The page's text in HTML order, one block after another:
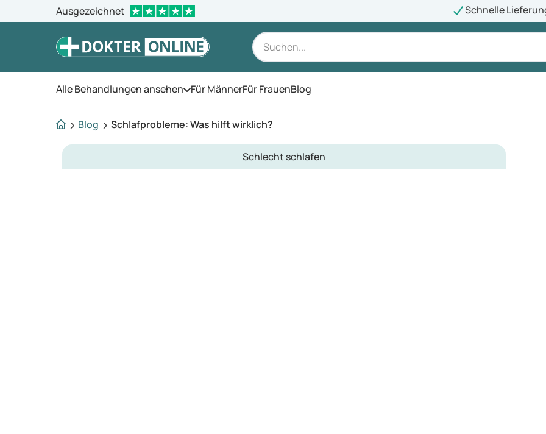
Ausgezeichnet Schnelle
Alle Behandlungen ansehen Öffnen Sie das Menü
Für MännerFür FrauenBlog
Blog Schlafprobleme: Was hilft wirklich?
Schlecht schlafen